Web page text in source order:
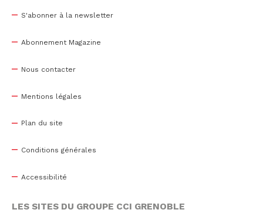
S'abonner à la newsletter
Abonnement Magazine
Nous contacter
Mentions légales
Plan du site
Conditions générales
Accessibilité
LES SITES DU GROUPE CCI GRENOBLE